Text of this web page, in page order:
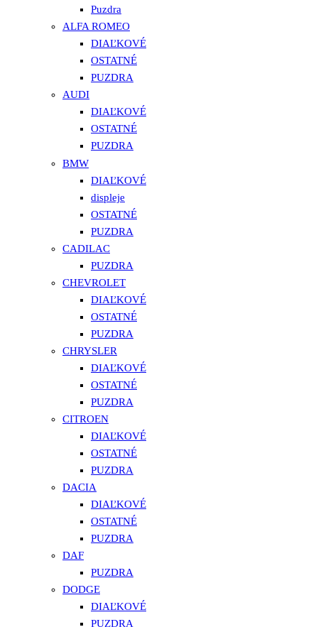
Puzdra
ALFA ROMEO
DIAĽKOVÉ
OSTATNÉ
PUZDRA
AUDI
DIAĽKOVÉ
OSTATNÉ
PUZDRA
BMW
DIAĽKOVÉ
displeje
OSTATNÉ
PUZDRA
CADILAC
PUZDRA
CHEVROLET
DIAĽKOVÉ
OSTATNÉ
PUZDRA
CHRYSLER
DIAĽKOVÉ
OSTATNÉ
PUZDRA
CITROEN
DIAĽKOVÉ
OSTATNÉ
PUZDRA
DACIA
DIAĽKOVÉ
OSTATNÉ
PUZDRA
DAF
PUZDRA
DODGE
DIAĽKOVÉ
PUZDRA